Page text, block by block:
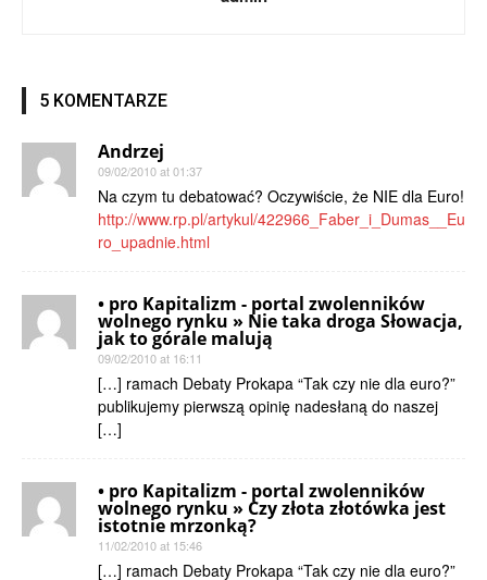
5 KOMENTARZE
Andrzej
09/02/2010 at 01:37
Na czym tu debatować? Oczywiście, że NIE dla Euro!
http://www.rp.pl/artykul/422966_Faber_i_Dumas__Eu
ro_upadnie.html
• pro Kapitalizm - portal zwolenników
wolnego rynku » Nie taka droga Słowacja,
jak to górale malują
09/02/2010 at 16:11
[…] ramach Debaty Prokapa “Tak czy nie dla euro?”
publikujemy pierwszą opinię nadesłaną do naszej
[…]
• pro Kapitalizm - portal zwolenników
wolnego rynku » Czy złota złotówka jest
istotnie mrzonką?
11/02/2010 at 15:46
[…] ramach Debaty Prokapa “Tak czy nie dla euro?”